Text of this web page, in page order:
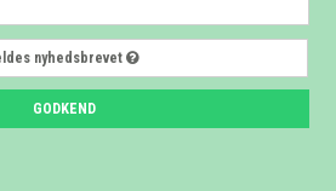
nyhedsbrevet
GODKEND